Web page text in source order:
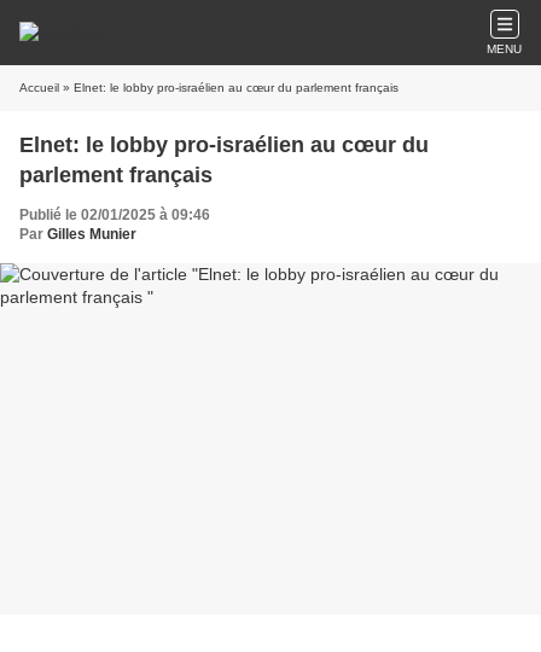
MENU
Accueil » Elnet: le lobby pro-israélien au cœur du parlement français
Elnet: le lobby pro-israélien au cœur du
parlement français
Publié le 02/01/2025 à 09:46
Par Gilles Munier